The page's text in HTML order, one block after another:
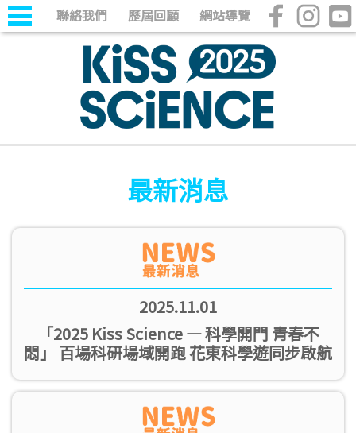
聯絡我們 歷屆回顧 網站導覽
最新消息
2025.11.01
「2025 Kiss Science — 科學開門 青春不
悶」 百場科研場域開跑 花東科學遊同步啟航